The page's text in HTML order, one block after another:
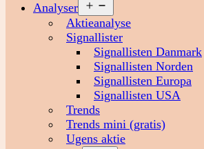
Analyser
menu
Aktieanalyse
Signallister
Signallisten Danmark
Signallisten Norden
Signallisten Europa
Signallisten USA
Trends
Trends mini (gratis)
Ugens aktie